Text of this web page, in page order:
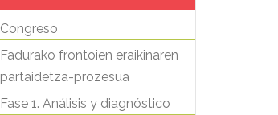
Congreso
Fadurako frontoien eraikinaren
partaidetza-prozesua
Fase 1. Análisis y diagnóstico